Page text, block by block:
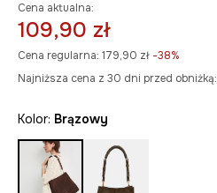
Cena aktualna:
109,90 zł
Cena regularna: 179,90 zł -38%
Najniższa cena z 30 dni przed obniżką:
Kolor: brązowy